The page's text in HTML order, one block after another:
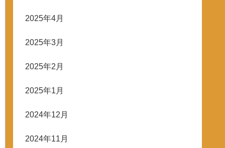
2025年4月
2025年3月
2025年2月
2025年1月
2024年12月
2024年11月